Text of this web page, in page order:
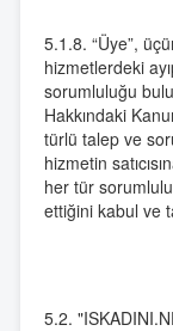
5.1.8. “Üye”,
hizmetlerdeki
sorumluluğu
Hakkındaki
türlü talep ve
hizmetin
her tür
ettiğini kabul ve
5.2.